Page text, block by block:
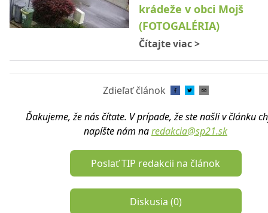
krádeže v obci Mojš
(FOTOGALÉRIA)
Čítajte viac>
Zdieľať článok
Ďakujeme, že nás čítate. V prípade, že ste našli v článku
napíšte nám naredakcia@sp21.sk
Poslať TIP redakcii na článok
Diskusia (0)